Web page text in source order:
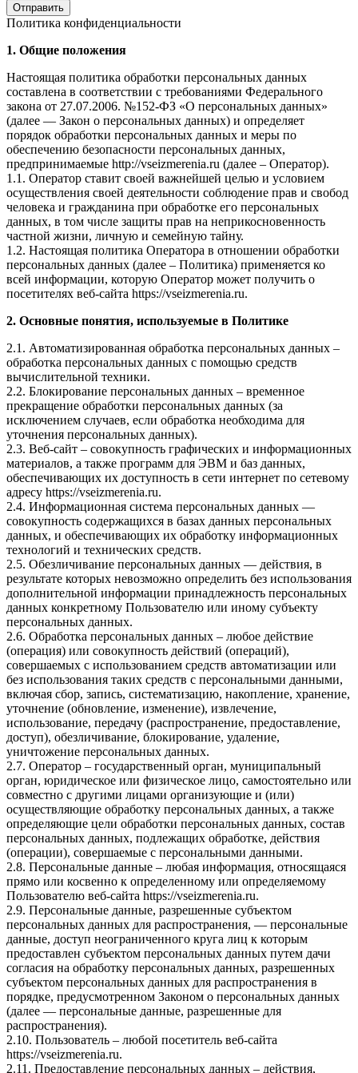
Отправить
Политика конфиденциальности
1. Общие положения
Настоящая политика обработки персональных данных
составлена в соответствии с требованиями Федерального
закона от 27.07.2006. №152-ФЗ «О персональных данных»
(далее — Закон о персональных данных) и определяет
порядок обработки персональных данных и меры по
обеспечению безопасности персональных данных,
предпринимаемые http://vseizmerenia.ru (далее – Оператор).
1.1. Оператор ставит своей важнейшей целью и условием
осуществления своей деятельности соблюдение прав и свобод
человека и гражданина при обработке его персональных
данных, в том числе защиты прав на неприкосновенность
частной жизни, личную и семейную тайну.
1.2. Настоящая политика Оператора в отношении обработки
персональных данных (далее – Политика) применяется ко
всей информации, которую Оператор может получить о
посетителях веб-сайта https://vseizmerenia.ru.
2. Основные понятия, используемые в Политике
2.1. Автоматизированная обработка персональных данных –
обработка персональных данных с помощью средств
вычислительной техники.
2.2. Блокирование персональных данных – временное
прекращение обработки персональных данных (за
исключением случаев, если обработка необходима для
уточнения персональных данных).
2.3. Веб-сайт – совокупность графических и информационных
материалов, а также программ для ЭВМ и баз данных,
обеспечивающих их доступность в сети интернет по сетевому
адресу https://vseizmerenia.ru.
2.4. Информационная система персональных данных —
совокупность содержащихся в базах данных персональных
данных, и обеспечивающих их обработку информационных
технологий и технических средств.
2.5. Обезличивание персональных данных — действия, в
результате которых невозможно определить без использования
дополнительной информации принадлежность персональных
данных конкретному Пользователю или иному субъекту
персональных данных.
2.6. Обработка персональных данных – любое действие
(операция) или совокупность действий (операций),
совершаемых с использованием средств автоматизации или
без использования таких средств с персональными данными,
включая сбор, запись, систематизацию, накопление, хранение,
уточнение (обновление, изменение), извлечение,
использование, передачу (распространение, предоставление,
доступ), обезличивание, блокирование, удаление,
уничтожение персональных данных.
2.7. Оператор – государственный орган, муниципальный
орган, юридическое или физическое лицо, самостоятельно или
совместно с другими лицами организующие и (или)
осуществляющие обработку персональных данных, а также
определяющие цели обработки персональных данных, состав
персональных данных, подлежащих обработке, действия
(операции), совершаемые с персональными данными.
2.8. Персональные данные – любая информация, относящаяся
прямо или косвенно к определенному или определяемому
Пользователю веб-сайта https://vseizmerenia.ru.
2.9. Персональные данные, разрешенные субъектом
персональных данных для распространения, — персональные
данные, доступ неограниченного круга лиц к которым
предоставлен субъектом персональных данных путем дачи
согласия на обработку персональных данных, разрешенных
субъектом персональных данных для распространения в
порядке, предусмотренном Законом о персональных данных
(далее — персональные данные, разрешенные для
распространения).
2.10. Пользователь – любой посетитель веб-сайта
https://vseizmerenia.ru.
2.11. Предоставление персональных данных – действия,